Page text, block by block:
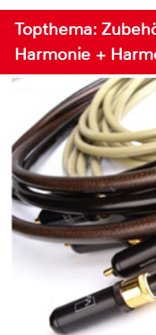
Topthema:
Harmonie +